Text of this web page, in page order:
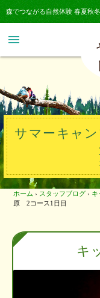
森でつながる自然体験 春夏秋
menu
サマーキャ
ホーム › スタッフブログ › キ
原 2コース1日目
キ